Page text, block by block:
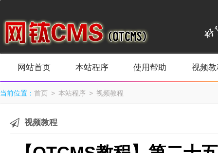
网站首页 本站程序 使用帮助 视频
当前位置： 首页 > 本站程序 > 视频教程
视频教程